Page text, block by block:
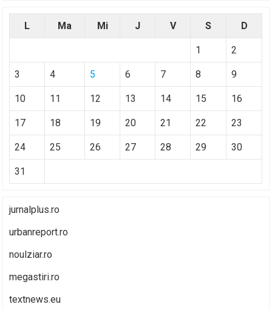
L Ma Mi J V S D
1 2
3 4 5 6 7 8 9
10 11 12 13 14 15 16
17 18 19 20 21 22 23
24 25 26 27 28 29 30
31
jurnalplus.ro
urbanreport.ro
noulziar.ro
megastiri.ro
textnews.eu